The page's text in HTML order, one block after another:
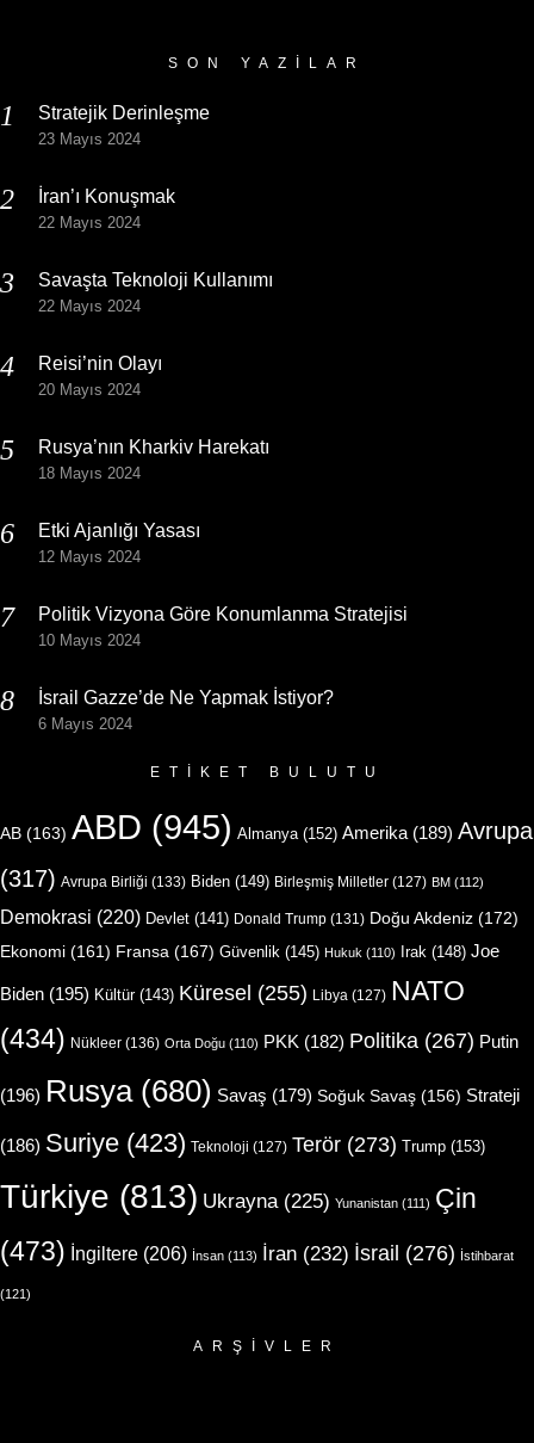
SON YAZILAR
Stratejik Derinleşme
23 Mayıs 2024
İran’ı Konuşmak
22 Mayıs 2024
Savaşta Teknoloji Kullanımı
22 Mayıs 2024
Reisi’nin Olayı
20 Mayıs 2024
Rusya’nın Kharkiv Harekatı
18 Mayıs 2024
Etki Ajanlığı Yasası
12 Mayıs 2024
Politik Vizyona Göre Konumlanma Stratejisi
10 Mayıs 2024
İsrail Gazze’de Ne Yapmak İstiyor?
6 Mayıs 2024
ETIKET BULUTU
AB (163) ABD (945) Almanya(152) Amerika (189) Avrupa
(317) Avrupa Birliği (133) Biden (149) Birleşmiş Milletler (127) BM (112)
Demokrasi (220) Devlet (141) Donald Trump (131) Doğu Akdeniz (172)
Ekonomi (161) Fransa (167) Güvenlik (145) Hukuk (110) Irak (148) Joe
Biden (195) Kültür(143) Küresel (255) Libya (127) NATO
(434) Nükleer (136) Orta Doğu (110) PKK (182) Politika (267) Putin
(196) Rusya(680) Savaş (179) Soğuk Savaş (156) Strateji
(186) Suriye (423) Teknoloji (127) Terör (273) Trump (153)
Türkiye (813) Ukrayna(225) Yunanistan (111) Çin
(473) İngiltere (206) İnsan (113) İran (232) İsrail (276) İstihbarat
(121)
ARŞIVLER